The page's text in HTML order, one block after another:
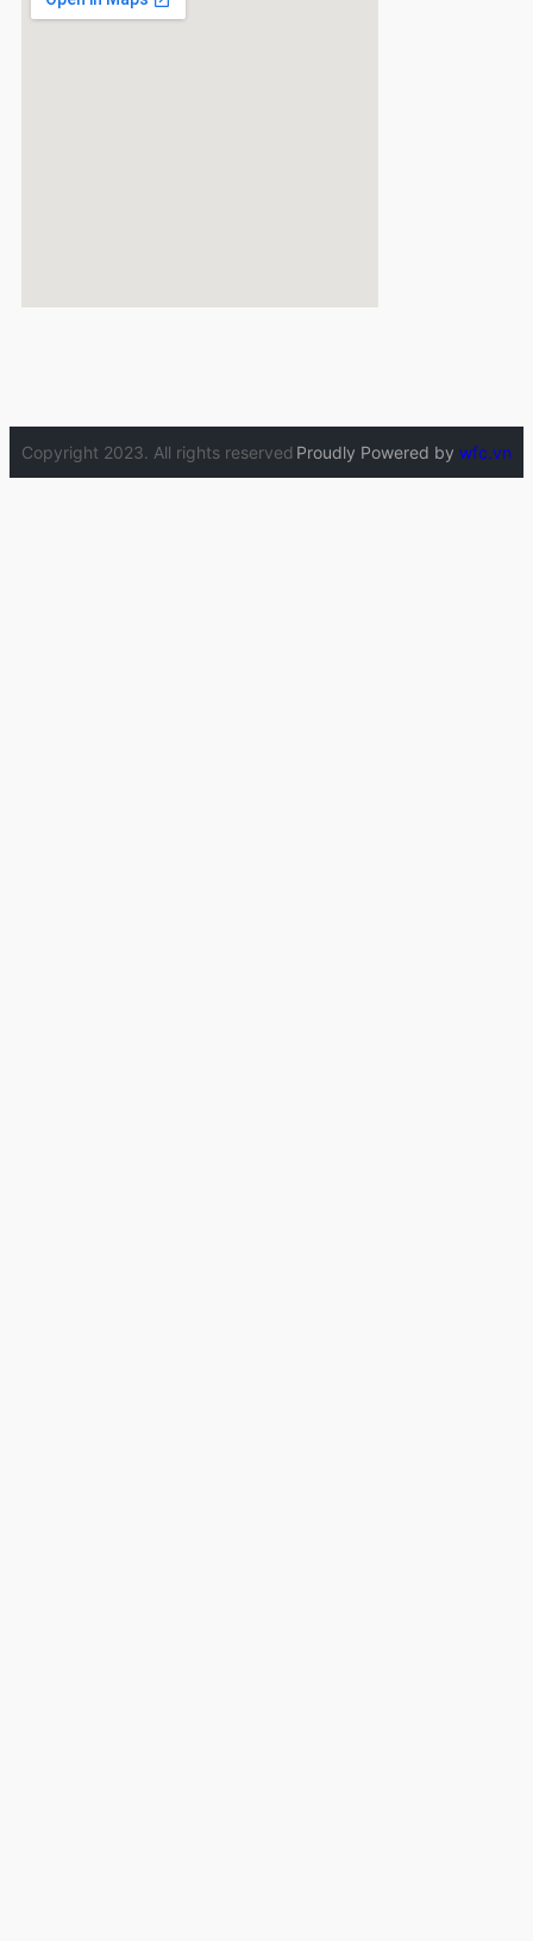
Copyright 2023. All rights reserved Proudly Powered by wfc.vn